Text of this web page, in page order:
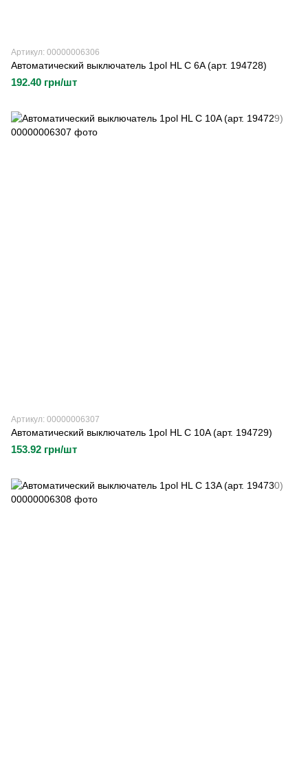
Артикул: 00000006306
Автоматический выключатель 1pol HL C 6A (арт. 194728)
192.40 грн/шт
Артикул: 00000006307
Автоматический выключатель 1pol HL C 10A (арт. 194729)
153.92 грн/шт